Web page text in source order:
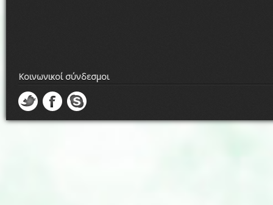
Κοινωνικοί σύνδεσμοι